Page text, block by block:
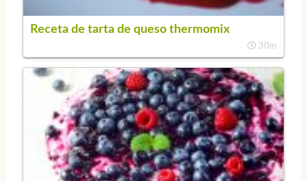
Receta de tarta de queso thermomix
30m